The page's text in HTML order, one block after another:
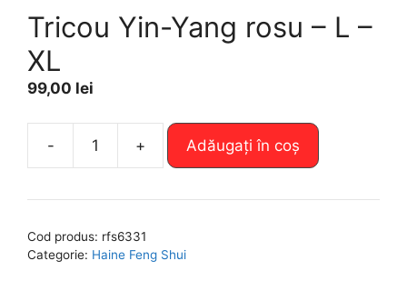
Tricou Yin-Yang rosu – L –
XL
99,00 lei
-
Cantitate
Yin-
rosu
+ Adăugați în coș
e
n
Cod produs: rfs6331
Categorie: Haine Feng Shui